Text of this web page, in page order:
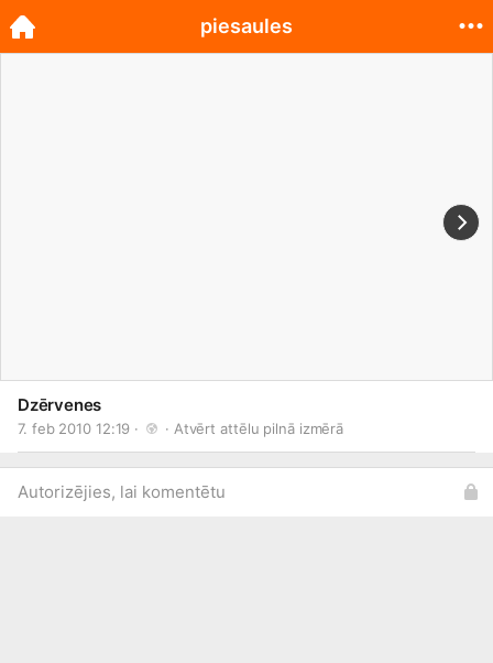
Dzērvenes
7. feb 2010 12:19 · · Atvērt attēlu pilnā izmērā
Autorizējies, lai komentētu
piesaules